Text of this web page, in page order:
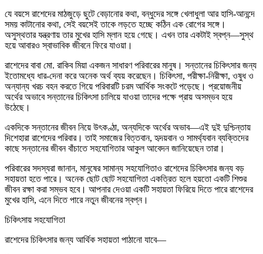
যে বয়সে রাশেদের মাঠজুড়ে ছুটে বেড়ানোর কথা, বন্ধুদের সঙ্গে খেলাধুলা আর হাসি-আনন্দে
সময় কাটানোর কথা, সেই বয়সেই তাকে লড়তে হচ্ছে কঠিন এক রোগের সঙ্গে।
অসুস্থতার যন্ত্রণায় তার মুখের হাসি ম্লান হয়ে গেছে। এখন তার একটাই স্বপ্ন—সুস্থ
হয়ে আবারও স্বাভাবিক জীবনে ফিরে যাওয়া।
রাশেদের বাবা মো. রাকিব মিয়া একজন সাধারণ পরিবারের মানুষ। সন্তানের চিকিৎসার জন্য
ইতোমধ্যে ধার-দেনা করে অনেক অর্থ ব্যয় করেছেন। চিকিৎসা, পরীক্ষা-নিরীক্ষা, ওষুধ ও
অন্যান্য খরচ বহন করতে গিয়ে পরিবারটি চরম আর্থিক সংকটে পড়েছে। প্রয়োজনীয়
অর্থের অভাবে সন্তানের চিকিৎসা চালিয়ে যাওয়া তাদের পক্ষে প্রায় অসম্ভব হয়ে
উঠেছে।
একদিকে সন্তানের জীবন নিয়ে উৎকণ্ঠা, অন্যদিকে অর্থের অভাব—এই দুই দুশ্চিন্তায়
দিশেহারা রাশেদের পরিবার। তাই সমাজের বিত্তবান, হৃদয়বান ও সামর্থ্যবান ব্যক্তিদের
কাছে সন্তানের জীবন বাঁচাতে সহযোগিতার আকুল আবেদন জানিয়েছেন তারা।
পরিবারের সদস্যরা জানান, মানুষের সামান্য সহযোগিতাও রাশেদের চিকিৎসার জন্য বড়
সহায়তা হতে পারে। অনেক ছোট ছোট সহযোগিতা একত্রিত হলে হয়তো একটি শিশুর
জীবন রক্ষা করা সম্ভব হবে। আপনার দেওয়া একটি সহায়তা ফিরিয়ে দিতে পারে রাশেদের
মুখের হাসি, এনে দিতে পারে নতুন জীবনের স্বপ্ন।
চিকিৎসায় সহযোগিতা
রাশেদের চিকিৎসার জন্য আর্থিক সহায়তা পাঠানো যাবে—